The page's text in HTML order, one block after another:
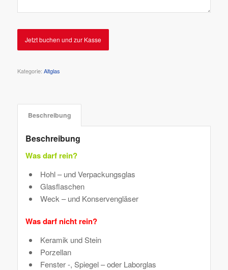
Jetzt buchen und zur Kasse
Kategorie: Altglas
Beschreibung
Beschreibung
Was darf rein?
Hohl – und Verpackungsglas
Glasflaschen
Weck – und Konservengläser
Was darf nicht rein?
Keramik und Stein
Porzellan
Fenster -, Spiegel – oder Laborglas